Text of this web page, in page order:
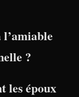
?
les époux